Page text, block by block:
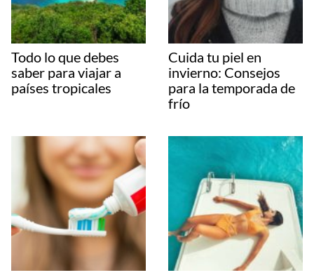
Todo lo que debes
saber para viajar a
países tropicales
Cuida tu piel en
invierno: Consejos
para la temporada de
frío